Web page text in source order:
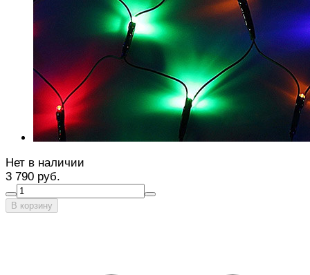
Нет в наличии
3 790 руб.
В корзину